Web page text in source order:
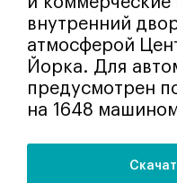
внутренний
атмосферой
Йорка. Для
предусмотрен
на 1648